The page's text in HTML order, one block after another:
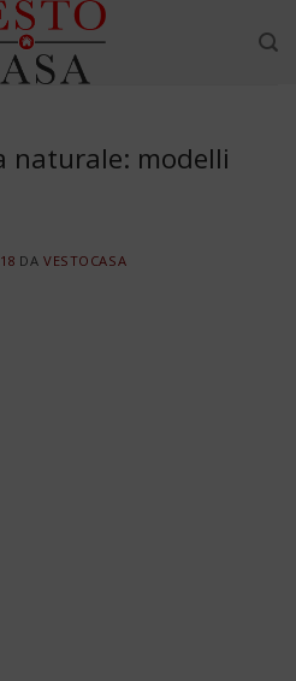
naturale: modelli
DAVESTOCASA